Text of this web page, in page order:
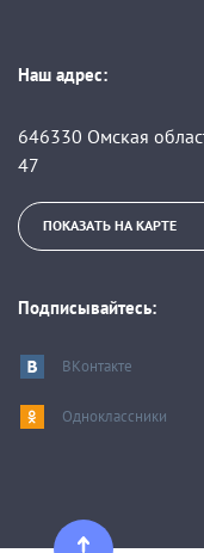
Наш адрес:
646330 Омская
47
ПОКАЗАТЬ НА КАРТЕ
Подписывайтесь:
ВКонтакте
Одноклассники